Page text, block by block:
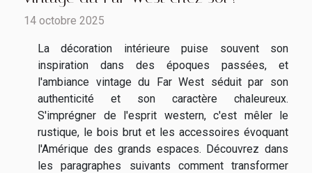
14 octobre 2025
La décoration intérieure puise souvent son
inspiration dans des époques passées, et
l'ambiance vintage du Far West séduit par son
authenticité et son caractère chaleureux.
S'imprégner de l'esprit western, c'est mêler le
rustique, le bois brut et les accessoires évoquant
l'Amérique des grands espaces. Découvrez dans
les paragraphes suivants comment transformer